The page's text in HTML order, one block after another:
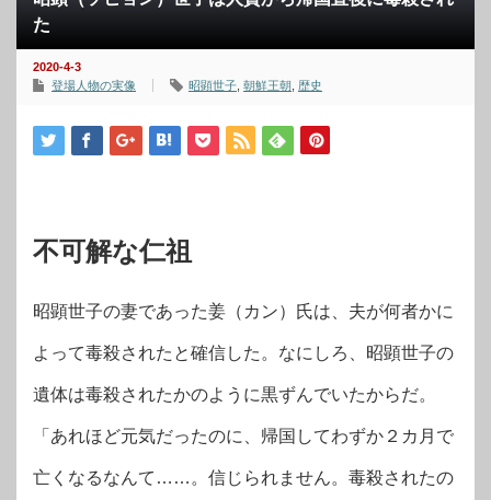
た
2020-4-3
登場人物の実像
昭顕世子 朝鮮王朝 歴史
不可解な仁祖
昭顕世子の妻であった姜（カン）氏は、夫が何者かに
よって毒殺されたと確信した。なにしろ、昭顕世子の
遺体は毒殺されたかのように黒ずんでいたからだ。
「あれほど元気だったのに、帰国してわずか２カ月で
亡くなるなんて……。信じられません。毒殺されたの